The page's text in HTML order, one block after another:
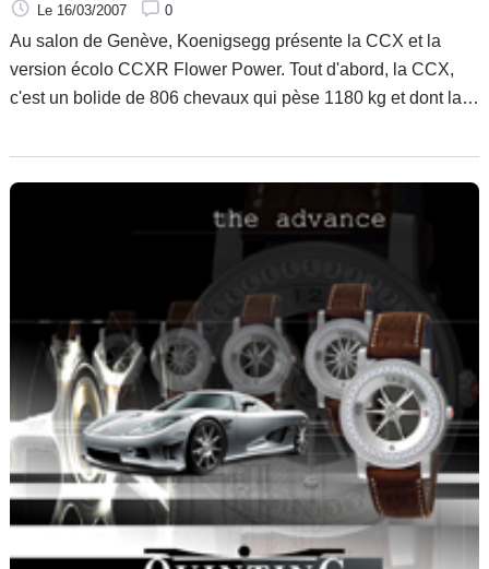
Le 16/03/2007 0
Au salon de Genève, Koenigsegg présente la CCX et la
version écolo CCXR Flower Power. Tout d'abord, la CCX,
c'est un bolide de 806 chevaux qui pèse 1180 kg et dont la
ch de plus). À